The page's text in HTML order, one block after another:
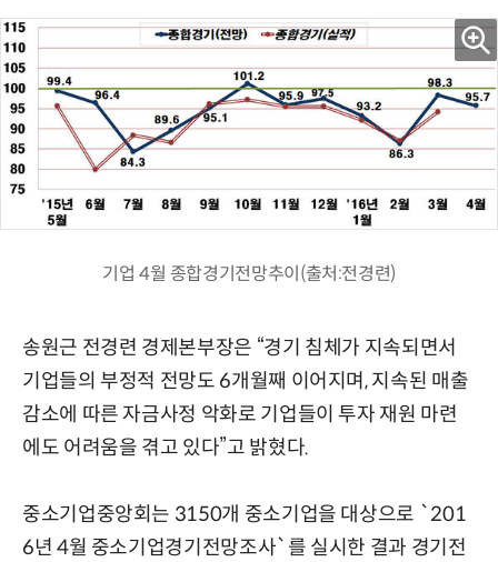
기업 4월 종합경기전망추이(출처:전경련)
송원근 전경련 경제본부장은 “경기 침체가 지속되면서
기업들의 부정적 전망도 6개월째 이어지며, 지속된 매출
감소에 따른 자금사정 악화로 기업들이 투자 재원 마련
에도 어려움을 겪고 있다”고 밝혔다.
중소기업중앙회는 3150개 중소기업을 대상으로 `201
6년 4월 중소기업경기전망조사`를 실시한 결과 경기전